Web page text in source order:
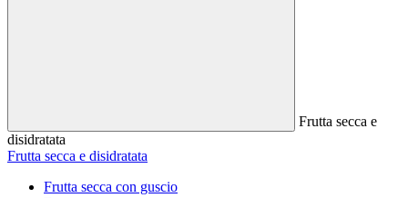
Frutta secca e
disidratata
Frutta secca e disidratata
Frutta secca con guscio